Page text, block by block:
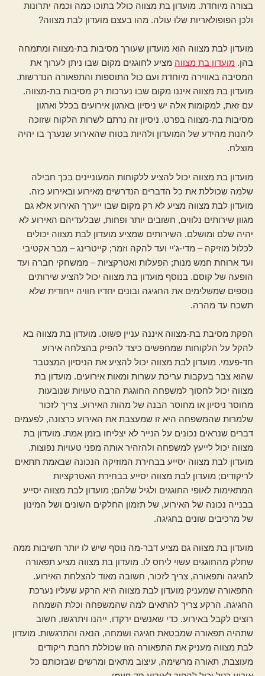
בצורה מיוחדת. מועדון בת מצווה כולל בתוכו כמה וכמה יתרונות
ולכן הפופולאריות שלו עולה. מהו בעצם מועדון לבת מצווה?
מועדון לבת מצווה הוא מועדון שעורך מסיבות בת-מצווה ומתמחה
בהן. מועדון בת מצווה מציע לחוגגים מקום שבו ניתן לערוך את
המסיבה באווירה מיוחדת ועם כול התוספות והתפאורה הנדרשות.
מועדון בת מצווה איננו מקום שבו נערכות רק מסיבות בת-מצווה.
עם זאת, למקומות אלה יש ניסיון בארגון אירועים בכלל וארגון
מסיבות בת-מצווה בפרט. ניסיון זה נרתם לשרות הלקוח שזוכה
ליהנות מהידע של המועדון ולהיות בטוח שהאירוע שנערך בו יהיה
מוצלח.
מועדון בת מצווה יכול להציע ללקוחות המעוניינים בכך חבילה
שלמה שכוללת את כל הדברים הנדרשים מאירוע ובאירוע כזה.
מועדון לבת מצווה מציע לא רק מקום שבו ייערך האירוע אלא גם
מגוון שירותים נלווים, חשובים יותר ופחות, שבלעדיהם האירוע לא
יהיה שלם ומושלם. השירותים שמציע מועדון לבת מצווה יכולים
לכלול מוזיקה – מדי-ג'יי ועד להקה וזמר; קייטרינג – מבר אקטיבי
ועד ארוחת חמש מנות; הפעלות ואטרקציות – ממשחקי חברה ועד
הופעה של קוסם. בנוסף מועדון בת מצווה יכול להציע שירותים
נוספים שמשלימים את החגיגה ובונים יחדיו חוויה ייחודית שלא
תשכח עד מהרה.
הפקת מסיבת בת-מצווה איננה עניין פשוט. מועדון בת מצווה בא
להקל על הלקוחות שמחפשים כיצד להפיק בהצלחה אירוע
חד-פעמי. מועדון לבת מצווה יכול להציע את הניסיון המצטבר
שהוא צבר בעקבות עריכת עשרות ומאות אירועים. מועדון בת
מצווה יכול לחסוך למשפחה החוגגת הרבה טעויות שנובעות
מחוסר ניסיון או מחוסר הבנה של מהות האירוע. צריך לזכור
שלמרות שהמשפחה היא זו שמעצבת את האירוע כרצונה, לפעמים
דברים שנראים נכונים על הנייר לא יצליחו בזמן אמת. מועדון בת
מצווה יכול לייעץ למשפחה ולהזהיר אותה מפני טעויות נפוצות.
מועדון לבת מצווה יסייע בבחירת המוזיקה הנכונה שבאמת תתאים
לריקודים; מועדון לבת מצווה יסייע בבחירת האטרקציות
המתאימות לאופי החוגגים ולגיל שלהם; מועדון לבת מצווה יסייע
בבנייה נכונה של האירוע, של תזמון החלקים השונים ושל המינון
של מרכיבים שונים בחגיגה.
מועדון בת מצווה גם מציע דבר-מה נוסף שיש לו יותר חשיבות ממה
שחלק מהחוגגים עשוי ליחס לו. מועדון בת מצווה מציע תפאורה
לחגיגה ותפאורה, צריך לזכור, חשובה מאוד להצלחת האירוע.
התפאורה שמעניק מועדון לבת מצווה היא הרקע שעליו נערכת
החגיגה. הרקע צריך להתאים למה שהמשפחה וכלת השמחה
רוצים לקבל באירוע. כדי שאנשים ירקדו, ייהנו ויתרגשו, חשוב
שתהיה תפאורה שמבטאת חגיגה ושמחה, הנאה והתרגשות. מועדון
לבת מצווה מעניק את התפאורה הזו שכוללת רחבת ריקודים
מעוצבת, תאורה מרשימה, עיצוב מתאים ומרשים שבזכותם כל